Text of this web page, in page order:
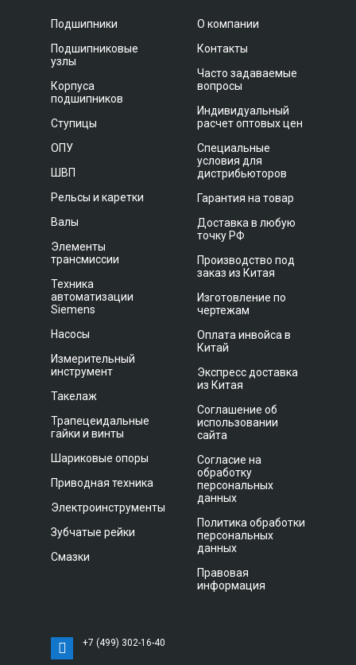
Подшипники
Подшипниковые
узлы
Корпуса
подшипников
Ступицы
ОПУ
ШВП
Рельсы и каретки
Валы
Элементы
трансмиссии
Техника
автоматизации
Siemens
Насосы
Измерительный
инструмент
Такелаж
Трапецеидальные
гайки и винты
Шариковые опоры
Приводная техника
Электроинструменты
Зубчатые рейки
Смазки
О компании
Контакты
Часто задаваемые
вопросы
Индивидуальный
расчет оптовых цен
Специальные
условия для
дистрибьюторов
Гарантия на товар
Доставка в любую
точку РФ
Производство под
заказ из Китая
Изготовление по
чертежам
Оплата инвойса в
Китай
Экспресс доставка
из Китая
Соглашение об
использовании
сайта
Согласие на
обработку
персональных
данных
Политика обработки
персональных
данных
Правовая
информация
+7 (499) 302-16-40